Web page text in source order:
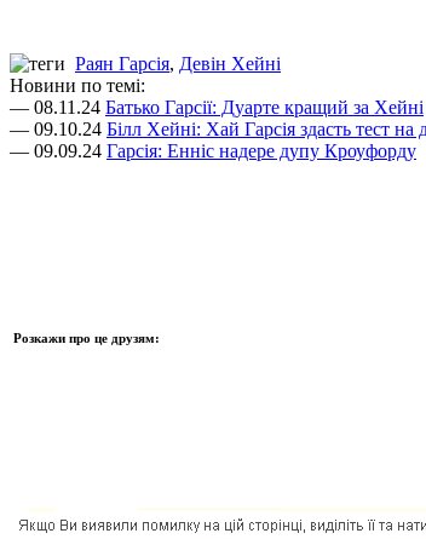
Раян Гарсія, Девін Хейні
Новини по темі:
— 08.11.24 Батько Гарсії: Дуарте кращий за Хейні
— 09.10.24 Білл Хейні: Хай Гарсія здасть тест
— 09.09.24 Гарсія: Енніс надере дупу Кроуфорду
Розкажи про це друзям: